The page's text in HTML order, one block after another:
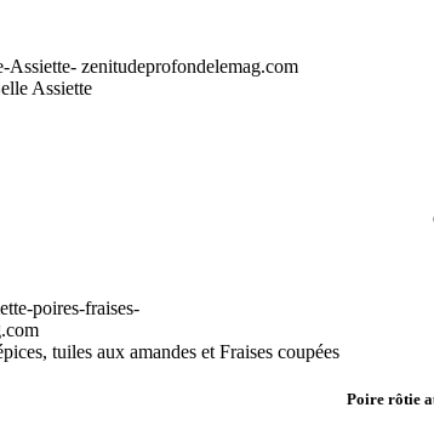
Assiette
tuiles aux amandes et Fraises coupées
Poire rôtie